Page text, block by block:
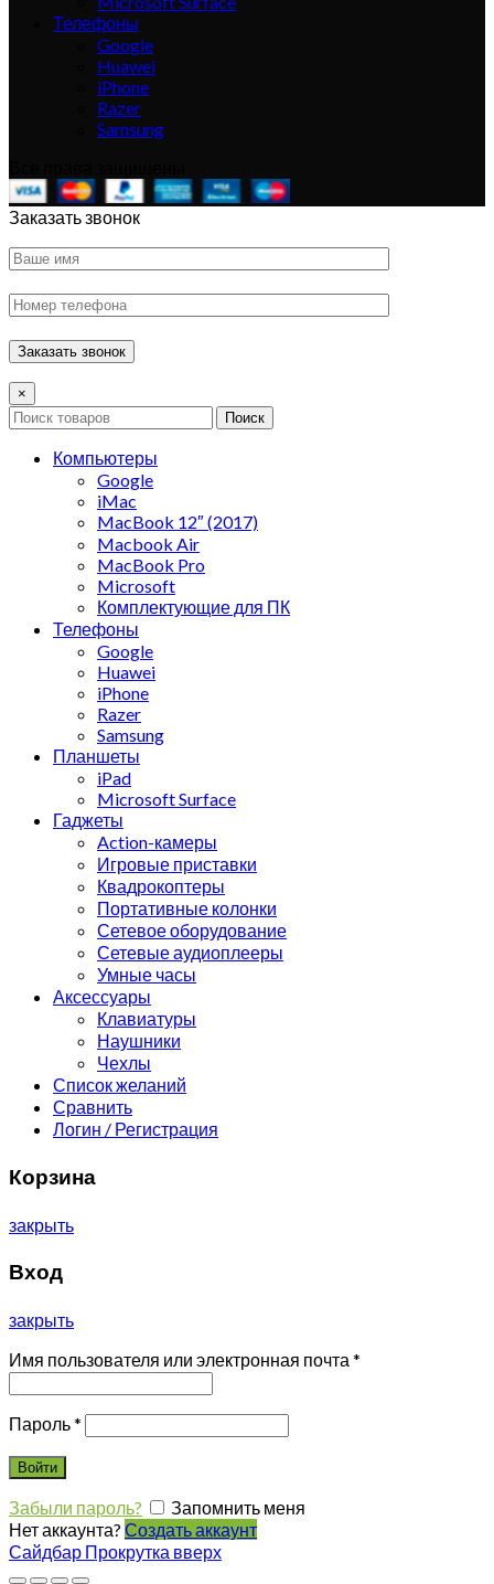
Телефоны
Google
Huawei
iPhone
Razer
Samsung
Заказать звонок
×
Поиск
Компьютеры
Google
iMac
MacBook 12″ (2017)
Macbook Air
MacBook Pro
Microsoft
Комплектующие для ПК
Телефоны
Google
Huawei
iPhone
Razer
Samsung
Планшеты
iPad
Microsoft Surface
Гаджеты
Action-камеры
Игровые приставки
Квадрокоптеры
Портативные колонки
Сетевое оборудование
Сетевые аудиоплееры
Умные часы
Аксессуары
Клавиатуры
Наушники
Чехлы
Список желаний
Сравнить
Логин / Регистрация
Корзина
закрыть
Вход
закрыть
Имя пользователя или электронная почта *
Пароль*
Войти
Забыли пароль?
Запомнить меня
Нет аккаунта? Создать аккаунт
Сайдбар Прокрутка вверх